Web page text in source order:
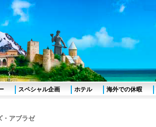
・アブラゼ
スペシャル企画 ホテル 海外での休暇